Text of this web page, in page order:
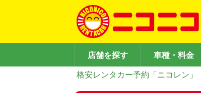
店舗を探す 車種・料金
格安レンタカー予約「ニコレン」